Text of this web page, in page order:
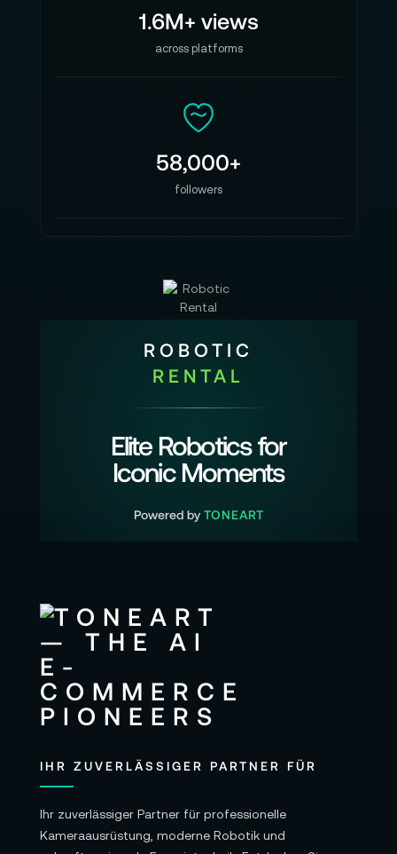
1.6M+ views
across platforms
58,000+
followers
ROBOTIC
RENTAL
Elite Robotics for
Iconic Moments
Powered by TONEART
IHR ZUVERLÄSSIGER PARTNER FÜR
Ihr zuverlässiger Partner für professionelle
Kameraausrüstung, moderne Robotik und